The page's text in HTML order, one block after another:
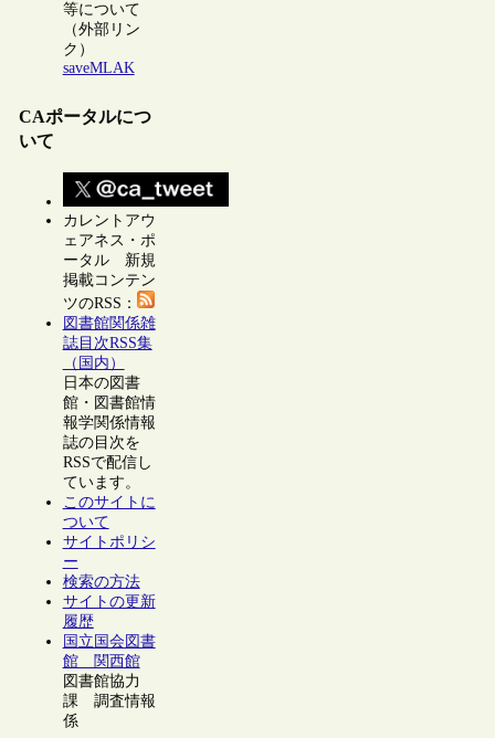
等について
（外部リン
ク）
saveMLAK
CAポータルにつ
いて
カレントアウ
ェアネス・ポ
ータル 新規
掲載コンテン
ツのRSS：
図書館関係雑
誌目次RSS集
（国内）
日本の図書
館・図書館情
報学関係情報
誌の目次を
RSSで配信し
ています。
このサイトに
ついて
サイトポリシ
ー
検索の方法
サイトの更新
履歴
国立国会図書
館 関西館
図書館協力
課 調査情報
係